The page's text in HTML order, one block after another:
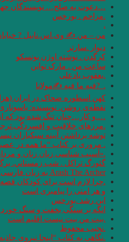
…دعوت به صلح… نویسندگان
.مزاحم . بورخس
.
من – من ✍ وی.اس.نایپل ?
دیوار .سارتر
کرگدن . نوشته اوژن یونسکو
ساعت من . مارک تواین
.یعقوب یادعلی
. ‏ ?فیه ما فیه ✍مولانا
کهن اسطوره ضحاک در ایران
نقطه‌ی روشن. نویسنده:
….و كار…چنان تنگ شده بود كه از
.مرزهای خلاقیت و
توشه برداشتن آیینه سبکباران
. مروری بر کتاب “ما همه در
.«آسیب شناسی زبان زنان و مردان:
گئورگ تراكل . شب زمستاني.
Arash The Archer به زبان فارسی و انگلیسی. برگردان: امیر مرعشی
.چرا لازم است برای کودکان قصه
و هر امتى را پيامبرى است
ابن رشد .بورخس
انگه بر سنگی بخفت و سنگ
.بیت من بیت نیست اقلیم است
.نجیب محفوظ
.نگاهی به کتاب “اینجا نیروی